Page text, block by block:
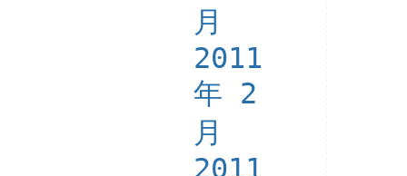
月
2011
年 2
月
2011